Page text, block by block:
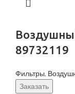
89732119
Фильтры,
Заказать